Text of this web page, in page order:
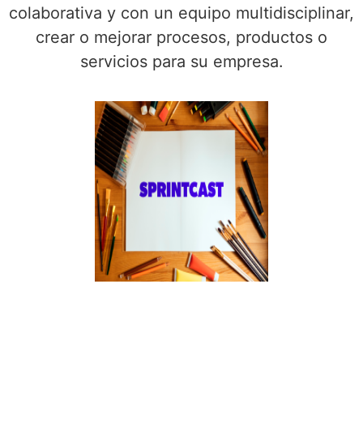
colaborativa y con un equipo multidisciplinar,
crear o mejorar procesos, productos o
servicios para su empresa.